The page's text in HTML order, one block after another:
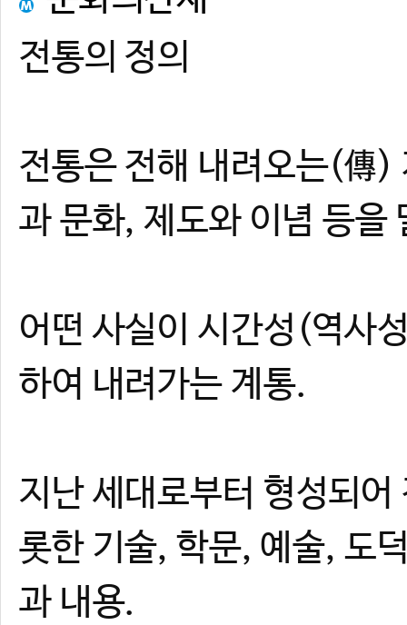
전통의 정의
전통은 전해 내려오는(傳
과 문화, 제도와 이념 등을
어떤 사실이 시간성(역사
하여 내려가는 계통.
지난 세대로부터 형성되
롯한 기술, 학문, 예술, 도
과 내용.